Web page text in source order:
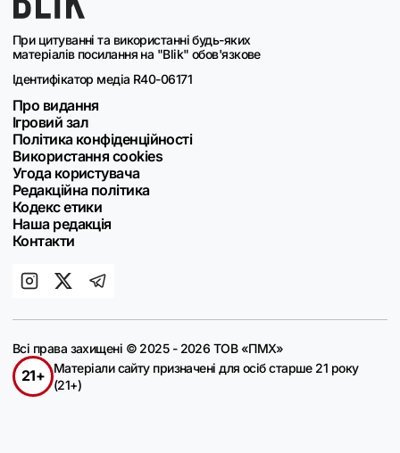
При цитуванні та використанні будь-яких
матеріалів посилання на "Blik" обов'язкове
Ідентифікатор медіа R40-06171
Про видання
Ігровий зал
Політика конфіденційності
Використання cookies
Угода користувача
Редакційна політика
Кодекс етики
Наша редакція
Контакти
Всі права захищені © 2025 - 2026 ТОВ «ПМХ»
21+
Матеріали сайту призначені для осіб старше 21 року
(21+)